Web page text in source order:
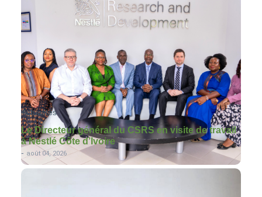
Actualités
Le Directeur général du CSRS en visite de travail
à Nestlé Côte d’Ivoire
- août 04, 2026